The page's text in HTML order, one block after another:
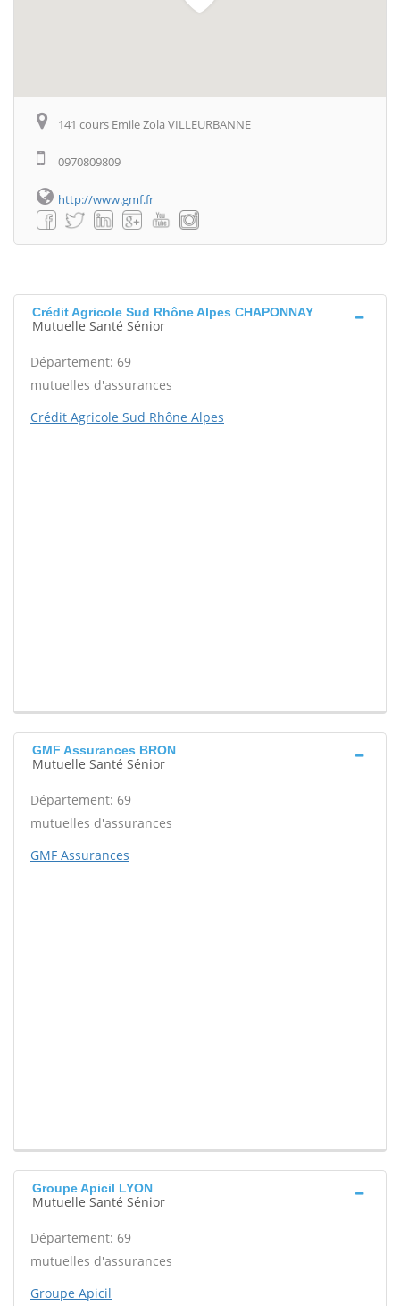
141 cours Emile Zola VILLEURBANNE
0970809809
http://www.gmf.fr
Crédit Agricole Sud Rhône Alpes CHAPONNAY
Mutuelle Santé Sénior
Département: 69
mutuelles d'assurances
Crédit Agricole Sud Rhône Alpes
GMF Assurances BRON
Mutuelle Santé Sénior
Département: 69
mutuelles d'assurances
GMF Assurances
Groupe Apicil LYON
Mutuelle Santé Sénior
Département: 69
mutuelles d'assurances
Groupe Apicil